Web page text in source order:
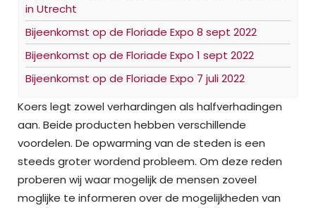
in Utrecht
Bijeenkomst op de Floriade Expo 8 sept 2022
Bijeenkomst op de Floriade Expo 1 sept 2022
Bijeenkomst op de Floriade Expo 7 juli 2022
Koers legt zowel verhardingen als halfverhadingen
aan. Beide producten hebben verschillende
voordelen. De opwarming van de steden is een
steeds groter wordend probleem. Om deze reden
proberen wij waar mogelijk de mensen zoveel
moglijke te informeren over de mogelijkheden van